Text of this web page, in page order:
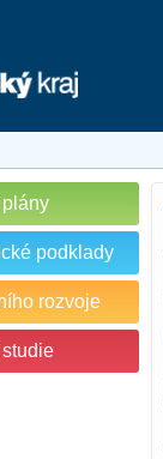
podklady
rozvoje